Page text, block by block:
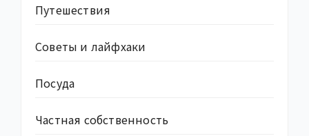
Путешествия
Советы и лайфхаки
Посуда
Частная собственность